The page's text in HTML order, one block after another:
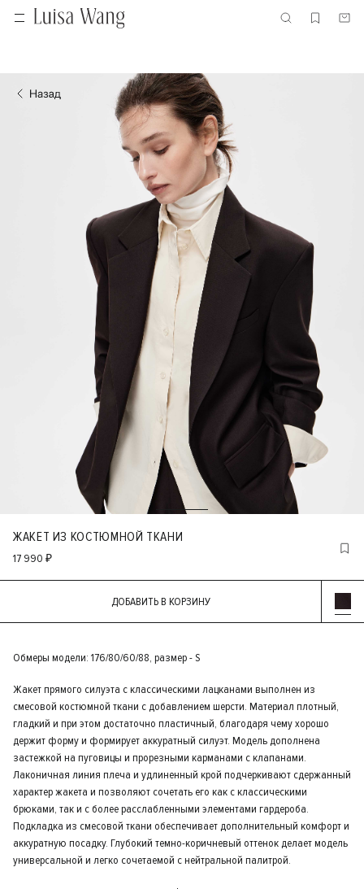
ЖАКЕТ ИЗ КОСТЮМНОЙ ТКАНИ
17 990 ₽
ДОБАВИТЬ В КОРЗИНУ
Обмеры модели: 176/80/60/88, размер - S
Жакет прямого силуэта с классическими лацканами выполнен из
смесовой костюмной ткани с добавлением шерсти. Материал плотный,
гладкий и при этом достаточно пластичный, благодаря чему хорошо
держит форму и формирует аккуратный силуэт. Модель дополнена
застежкой на пуговицы и прорезными карманами с клапанами.
Лаконичная линия плеча и удлиненный крой подчеркивают сдержанный
характер жакета и позволяют сочетать его как с классическими
брюками, так и с более расслабленными элементами гардероба.
Подкладка из смесовой ткани обеспечивает дополнительный комфорт и
аккуратную посадку. Глубокий темно-коричневый оттенок делает модель
универсальной и легко сочетаемой с нейтральной палитрой.